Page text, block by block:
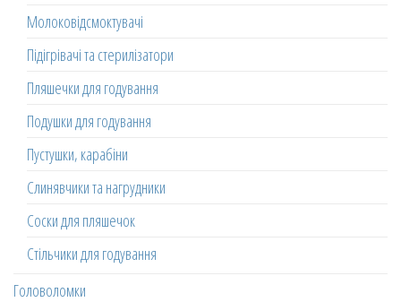
Молоковідсмоктувачі
Підігрівачі та стерилізатори
Пляшечки для годування
Подушки для годування
Пустушки, карабіни
Слинявчики та нагрудники
Соски для пляшечок
Стільчики для годування
Головоломки